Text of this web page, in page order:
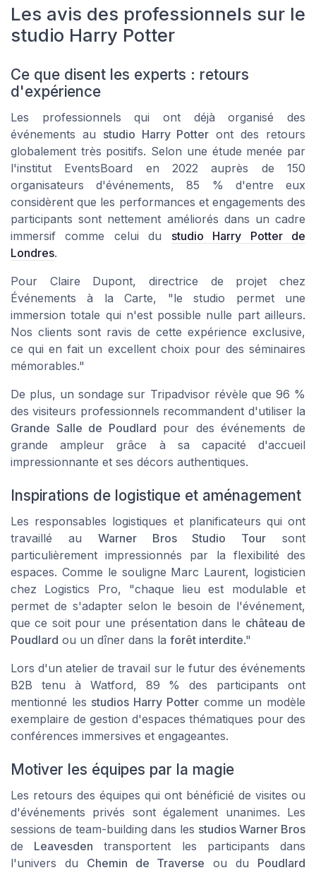
Les avis des professionnels sur le
studio Harry Potter
Ce que disent les experts : retours
d'expérience
Les professionnels qui ont déjà organisé des
événements au studio Harry Potter ont des retours
globalement très positifs. Selon une étude menée par
l'institut EventsBoard en 2022 auprès de 150
organisateurs d'événements, 85 % d'entre eux
considèrent que les performances et engagements des
participants sont nettement améliorés dans un cadre
immersif comme celui du studio Harry Potter de
Londres.
Pour Claire Dupont, directrice de projet chez
Événements à la Carte, "le studio permet une
immersion totale qui n'est possible nulle part ailleurs.
Nos clients sont ravis de cette expérience exclusive,
ce qui en fait un excellent choix pour des séminaires
mémorables."
De plus, un sondage sur Tripadvisorrévèle que 96 %
des visiteurs professionnels recommandent d'utiliser la
Grande Salle de Poudlard pour des événements de
grande ampleur grâce à sa capacité d'accueil
impressionnante et ses décors authentiques.
Inspirations de logistique et aménagement
Les responsables logistiques et planificateurs qui ont
travaillé au Warner Bros Studio Tour sont
particulièrement impressionnés par la flexibilité des
espaces. Comme le souligne Marc Laurent, logisticien
chez Logistics Pro, "chaque lieu est modulable et
permet de s'adapter selon le besoin de l'événement,
que ce soit pour une présentation dans le château de
Poudlard ou un dîner dans la forêt interdite."
Lors d'un atelier de travail sur le futur des événements
B2B tenu à Watford, 89 % des participants ont
mentionné les studios Harry Pottercomme un modèle
exemplaire de gestion d'espaces thématiques pour des
conférences immersives et engageantes.
Motiver les équipes par la magie
Les retours des équipes qui ont bénéficié de visites ou
d'événements privés sont également unanimes. Les
sessions de team-building dans les studios Warner Bros
de Leavesden transportent les participants dans
l'univers du Chemin de Traverse ou du Poudlard